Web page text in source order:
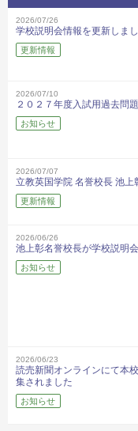
2026/07/26
学校説明会情報を更新しま
更新情報
2026/07/10
２０２７年度入試用過去問
お知らせ
2026/07/07
立教英国学院 名誉校長 池上
更新情報
2026/06/26
池上彰名誉校長が学校説明
お知らせ
2026/06/23
読売新聞オンラインにて本
集されました
お知らせ